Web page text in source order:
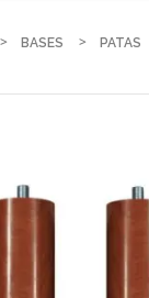
BASES PATAS